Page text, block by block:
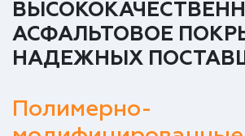
АСФАЛЬТОВОЕ
НАДЕЖНЫХ
Полимерно-